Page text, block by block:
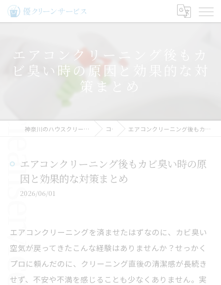
エアコンクリーニング後もカ
ビ臭い時の原因と効果的な対
策まとめ
神奈川のハウスクリーニングなら優クリーンサービス コラム エアコンクリーニング後もカビ臭い時の原因と効果的な対策まとめ
エアコンクリーニング後もカビ臭い時の原
因と効果的な対策まとめ
2026/06/01
エアコンクリーニングを済ませたはずなのに、カビ臭い
空気が戻ってきた――こんな経験はありませんか？せっかく
プロに頼んだのに、クリーニング直後の清潔感が長続き
せず、不安や不満を感じることも少なくありません。実